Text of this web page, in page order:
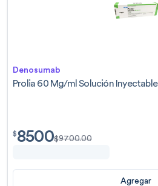
Denosumab
Prolia 60 Mg/ml Solución Inyectable
$8500.00
$8500$9700.00
Agregar